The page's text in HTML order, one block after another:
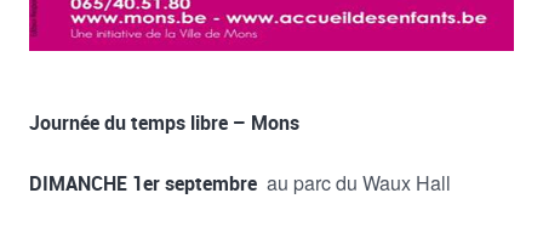
Journée du temps libre – Mons
DIMANCHE 1er septembre au parc du Waux Hall